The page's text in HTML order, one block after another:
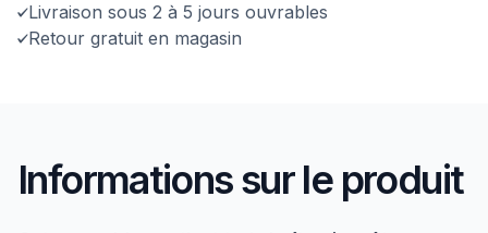
Livraison sous 2 à 5 jours ouvrables
Retour gratuit en magasin
Informations sur le produit